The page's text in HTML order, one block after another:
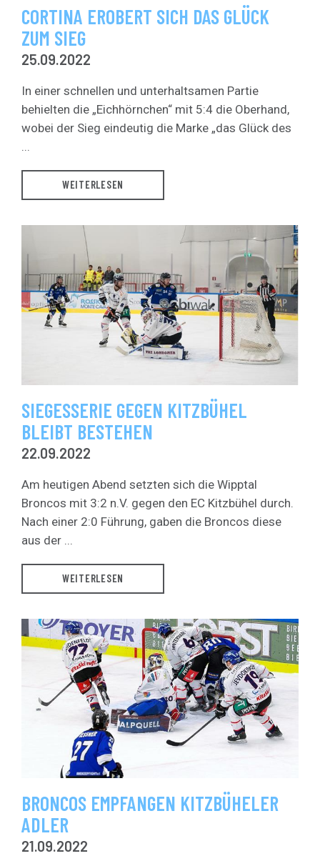
CORTINA EROBERT SICH DAS GLÜCK
ZUM SIEG
25.09.2022
In einer schnellen und unterhaltsamen Partie
behielten die „Eichhörnchen“ mit 5:4 die Oberhand,
wobei der Sieg eindeutig die Marke „das Glück des
...
WEITERLESEN
SIEGESSERIE GEGEN KITZBÜHEL
BLEIBT BESTEHEN
22.09.2022
Am heutigen Abend setzten sich die Wipptal
Broncos mit 3:2 n.V. gegen den EC Kitzbühel durch.
Nach einer 2:0 Führung, gaben die Broncos diese
aus der ...
WEITERLESEN
BRONCOS EMPFANGEN KITZBÜHELER
ADLER
21.09.2022